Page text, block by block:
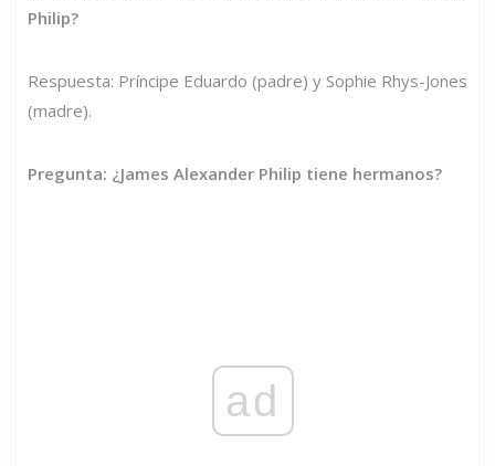
Philip?
Respuesta: Príncipe Eduardo (padre) y Sophie Rhys-Jones
(madre).
Pregunta: ¿James Alexander Philip tiene hermanos?
ad